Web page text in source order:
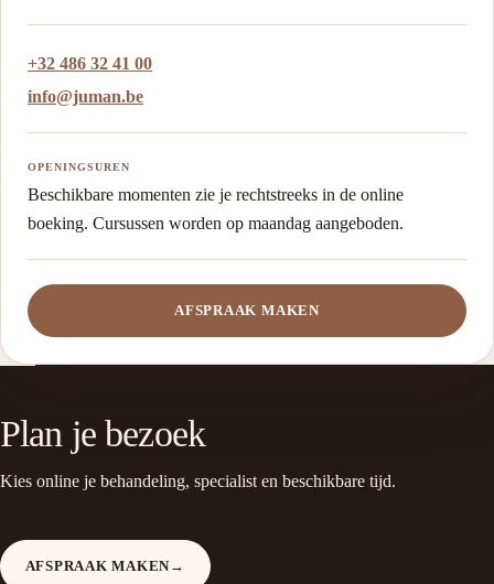
+32 486 32 41 00
info@juman.be
OPENINGSUREN
Beschikbare momenten zie je rechtstreeks in de online
boeking. Cursussen worden op maandag aangeboden.
AFSPRAAK MAKEN
Plan je bezoek
Kies online je behandeling, specialist en beschikbare tijd.
AFSPRAAK MAKEN →